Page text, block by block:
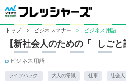
トップ > ビジネスマナー > ビジネス用語
【新社会人のための「 しご
ビジネス用語
ライフハック. 大人の常識 仕事 社会人